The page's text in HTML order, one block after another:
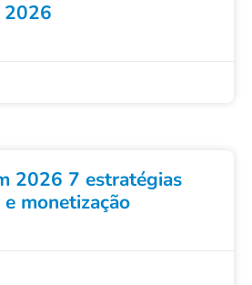
2026
2026 7 estratégias
monetização